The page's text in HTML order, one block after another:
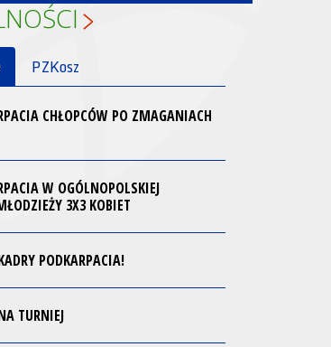
PZKosz
CHŁOPCÓW PO ZMAGANIACH
W OGÓLNOPOLSKIEJ
3X3 KOBIET
PODKARPACIA!
TURNIEJ